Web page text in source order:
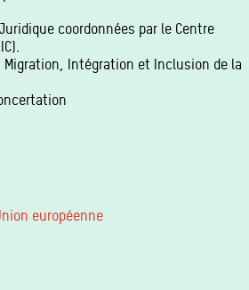
coordonnées par le Centre
Migration, Intégration et Inclusion de la
européenne